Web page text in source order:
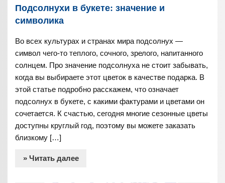
Подсолнухи в букете: значение и
символика
Во всех культурах и странах мира подсолнух —
символ чего-то теплого, сочного, зрелого, напитанного
солнцем. Про значение подсолнуха не стоит забывать,
когда вы выбираете этот цветок в качестве подарка. В
этой статье подробно расскажем, что означает
подсолнух в букете, с какими фактурами и цветами он
сочетается. К счастью, сегодня многие сезонные цветы
доступны круглый год, поэтому вы можете заказать
близкому […]
» Читать далее